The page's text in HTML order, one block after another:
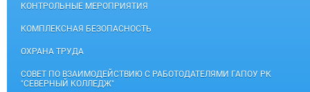
КОНТРОЛЬНЫЕ МЕРОПРИЯТИЯ
КОМПЛЕКСНАЯ БЕЗОПАСНОСТЬ
ОХРАНА ТРУДА
СОВЕТ ПО ВЗАИМОДЕЙСТВИЮ С РАБОТОДАТЕЛЯМИ ГАПОУ РК
"СЕВЕРНЫЙ КОЛЛЕДЖ"